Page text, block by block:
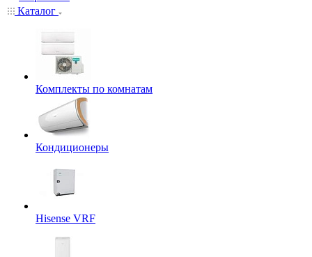
Каталог
Комплекты по комнатам
Кондиционеры
Hisense VRF